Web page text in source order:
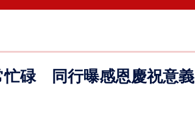
忙碌 同行曝感恩慶祝意義